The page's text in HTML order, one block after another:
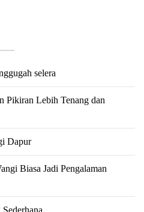
selera
Pikiran Lebih Tenang dan
Dapur
Biasa Jadi Pengalaman